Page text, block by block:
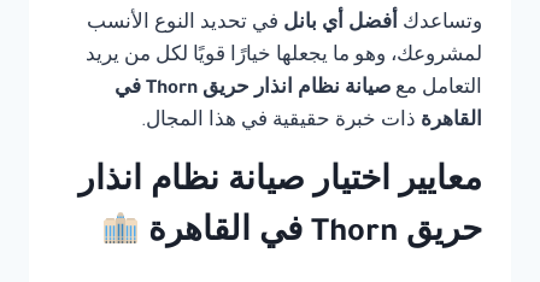
وتساعدك أفضل أي بانل في تحديد النوع الأنسب
لمشروعك، وهو ما يجعلها خيارًا قويًا لكل من يريد
التعامل مع
صيانة نظام انذار حريق Thorn في
القاهرة ذات خبرة حقيقية في هذا المجال.
معايير اختيار صيانة نظام انذار
حريق Thorn في القاهرة